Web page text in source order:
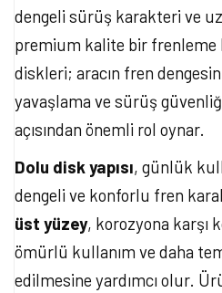
dengeli sürüş karakteri ve
premium kalite bir frenleme
diskleri; aracın fren
yavaşlama ve sürüş
açısından önemli rol oynar.
Dolu disk yapısı, günlük
dengeli ve konforlu fren
üst yüzey, korozyona karşı
ömürlü kullanım ve daha
edilmesine yardımcı olur.